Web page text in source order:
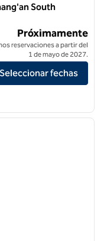
South
South Road
Chang'an
Próximamente
reservaciones a partir del
1 de mayo de 2027.
Seleccionar fechas